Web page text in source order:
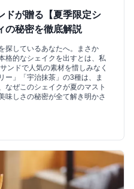
ドが贈る【夏季限定シ
の秘密を徹底解説
探しているあなたへ。まさか
格的なシェイクを出すとは、私
ンドで人気の素材を惜しみなく
ー」「宇治抹茶」の3種は、ま
なぜこのシェイクが夏のマスト
味しさの秘密が全て解き明かさ